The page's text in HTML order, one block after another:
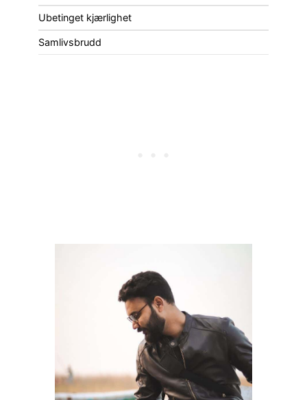
Ubetinget kjærlighet
Samlivsbrudd